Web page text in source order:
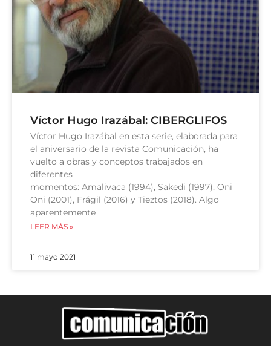
Víctor Hugo Irazábal: CIBERGLIFOS
Víctor Hugo Irazábal en esta serie, elaborada para
el aniversario de la revista Comunicación, ha
vuelto a obras y conceptos trabajados en
diferentes
momentos: Amalivaca (1994), Sakedi (1997), Oni
Oni (2001), Frágil (2016) y Tieztos (2018). Algo
aparentemente
LEER MÁS »
11 mayo 2021